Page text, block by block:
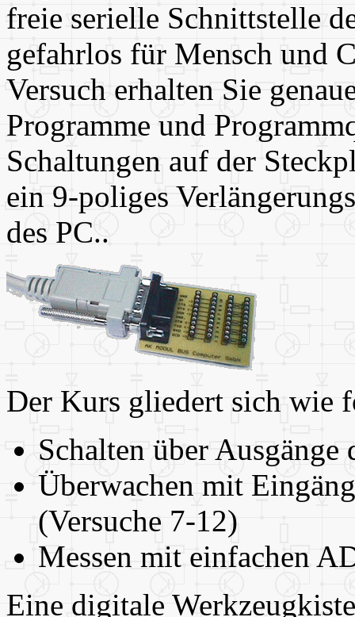
freie serielle Schnittstelle
gefahrlos für Mensch und
Versuch erhalten Sie
Programme und
Schaltungen auf der
ein 9-poliges
des PC..
Der Kurs gliedert sich wie
Schalten über Ausgänge
Überwachen mit
(Versuche 7-12)
Messen mit einfachen
Eine digitale